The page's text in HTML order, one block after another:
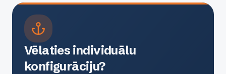
Vēlaties individuālu
konfigurāciju?